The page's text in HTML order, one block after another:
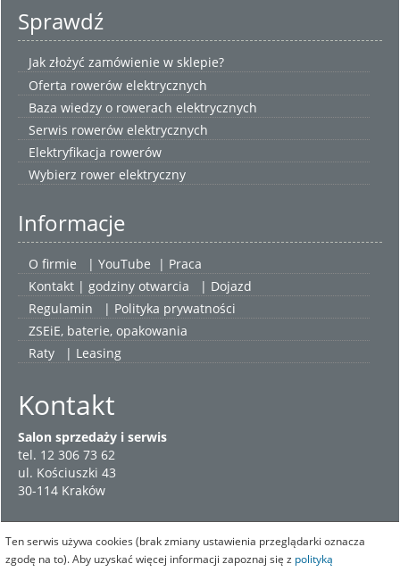
Sprawdź
Jak złożyć zamówienie w sklepie?
Oferta rowerów elektrycznych
Baza wiedzy o rowerach elektrycznych
Serwis rowerów elektrycznych
Elektryfikacja rowerów
Wybierz rower elektryczny
Informacje
O firmie | YouTube | Praca
Kontakt | godziny otwarcia
| Dojazd
Regulamin
| Polityka prywatności
ZSEiE, baterie, opakowania
Raty
| Leasing
Kontakt
Salon sprzedaży i serwis
tel. 12 306 73 62
ul. Kościuszki 43
30-114 Kraków
Ten serwis używa cookies (brak zmiany ustawienia przeglądarki oznacza
zgodę na to). Aby uzyskać więcej informacji zapoznaj się z polityką